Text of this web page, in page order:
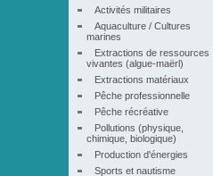
Activités militaires
Aquaculture / Cultures
marines
Extractions de ressources
vivantes (algue-maërl)
Extractions matériaux
Pêche professionnelle
Pêche récréative
Pollutions (physique,
chimique, biologique)
Production d'énergies
Sports et nautisme